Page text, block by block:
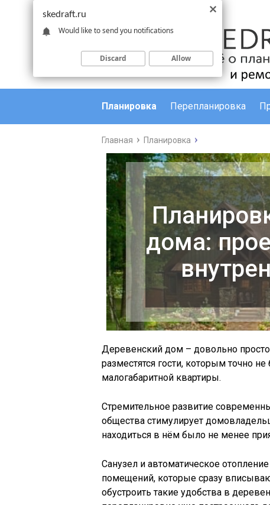
Планировка Перепланировка
Главная Планировка
дома:
Деревенский дом – довольно
разместятся гости, которым точно не
малогабаритной квартиры.
Стремительное развитие
общества стимулирует
находиться в нём было не менее
Санузел и автоматическое
помещений, которые сразу
обустроить такие удобства в
skedraft.ru
Would like to send you notifications
Discard Allow